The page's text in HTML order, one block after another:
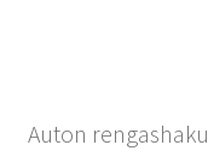
Auton rengashaku